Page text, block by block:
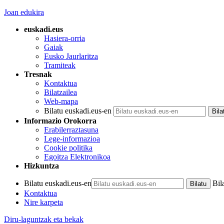
Joan edukira
euskadi.eus
Hasiera-orria
Gaiak
Eusko Jaurlaritza
Tramiteak
Tresnak
Kontaktua
Bilatzailea
Web-mapa
Bilatu euskadi.eus-en
Informazio Orokorra
Erabilerraztasuna
Lege-informazioa
Cookie politika
Egoitza Elektronikoa
Hizkuntza
Bilatu euskadi.eus-en
Kontaktua
Nire karpeta
Diru-laguntzak eta bekak